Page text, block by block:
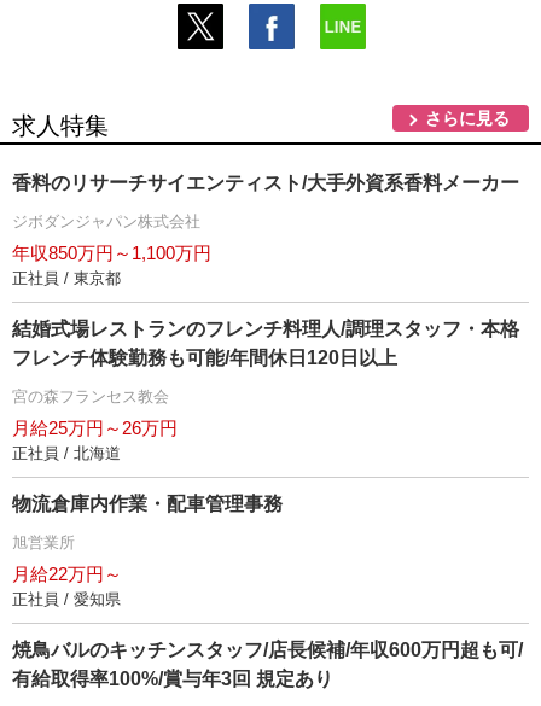
求人特集 さらに見る
香料のリサーチサイエンティスト/大手外資系香料メーカー
ジボダンジャパン株式会社
年収850万円～1,100万円
正社員 / 東京都
結婚式場レストランのフレンチ料理人/調理スタッフ・本格
フレンチ体験勤務も可能/年間休日120日以上
宮の森フランセス教会
月給25万円～26万円
正社員 / 北海道
物流倉庫内作業・配車管理事務
旭営業所
月給22万円～
正社員 / 愛知県
焼鳥バルのキッチンスタッフ/店長候補/年収600万円超も可/
有給取得率100%/賞与年3回 規定あり